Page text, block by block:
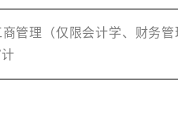
商管理（仅限会计学、财务